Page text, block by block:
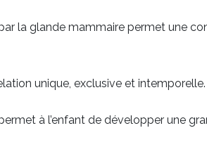
la glande mammaire permet une
unique, exclusive et intemporelle.
à l’enfant de développer une